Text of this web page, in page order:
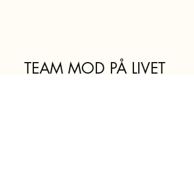
TEAM MOD PÅ LIVET